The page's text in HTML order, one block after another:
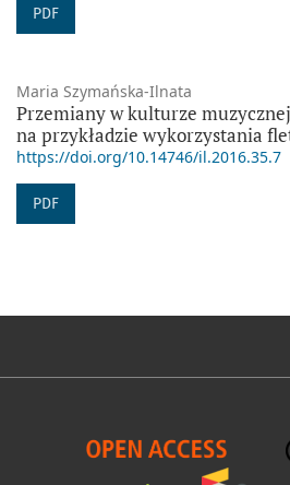
PDF
Maria Szymańska-Ilnata
Przemiany w kulturze
na przykładzie wykorzystania
https://doi.org/10.14746/il.2016.35.7
PDF